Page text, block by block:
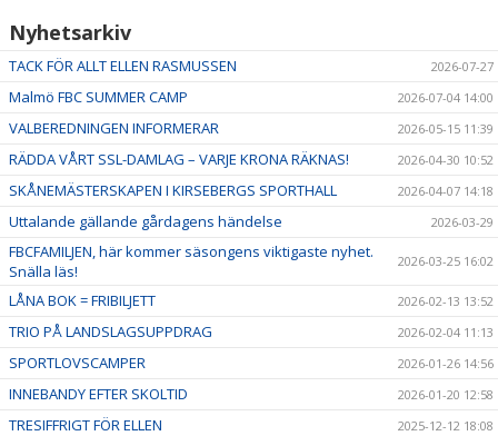
Nyhetsarkiv
TACK FÖR ALLT ELLEN RASMUSSEN 2026-07-27
Malmö FBC SUMMER CAMP 2026-07-04 14:00
VALBEREDNINGEN INFORMERAR 2026-05-15 11:39
RÄDDA VÅRT SSL-DAMLAG – VARJE KRONA RÄKNAS! 2026-04-30 10:52
SKÅNEMÄSTERSKAPEN I KIRSEBERGS SPORTHALL 2026-04-07 14:18
Uttalande gällande gårdagens händelse 2026-03-29
FBCFAMILJEN, här kommer säsongens viktigaste nyhet.
Snälla läs!
2026-03-25 16:02
LÅNA BOK = FRIBILJETT 2026-02-13 13:52
TRIO PÅ LANDSLAGSUPPDRAG 2026-02-04 11:13
SPORTLOVSCAMPER 2026-01-26 14:56
INNEBANDY EFTER SKOLTID 2026-01-20 12:58
TRESIFFRIGT FÖR ELLEN 2025-12-12 18:08